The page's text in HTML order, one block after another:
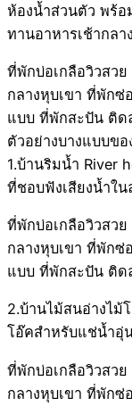
ห้องน้ำส่วนตัว พร้อ
ทานอาหารเช้ากล
ที่พักบ่อเกลือวิวสว
กลางหุบเขา ที่พักซ่
แบบ ที่พักสะปัน ติด
ตัวอย่างบางแบบขอ
1.บ้านริมน้ำ River
ที่ชอบฟังเสียงน้ำใ
ที่พักบ่อเกลือวิวสว
กลางหุบเขา ที่พักซ่
แบบ ที่พักสะปัน ติด
2.บ้านไม้สนอ่างไม้
โอ๊คสำหรับแช่น้ำอุ่
ที่พักบ่อเกลือวิวสว
กลางหุบเขา ที่พักซ่